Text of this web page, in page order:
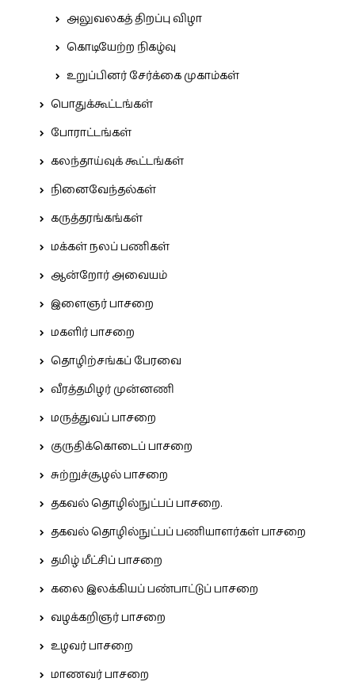
அலுவலகத் திறப்பு விழா
கொடியேற்ற நிகழ்வு
உறுப்பினர் சேர்க்கை முகாம்கள்
பொதுக்கூட்டங்கள்
போராட்டங்கள்
கலந்தாய்வுக் கூட்டங்கள்
நினைவேந்தல்கள்
கருத்தரங்கங்கள்
மக்கள் நலப் பணிகள்
ஆன்றோர் அவையம்
இளைஞர் பாசறை
மகளிர் பாசறை
தொழிற்சங்கப் பேரவை
வீரத்தமிழர் முன்னணி
மருத்துவப் பாசறை
குருதிக்கொடைப் பாசறை
சுற்றுச்சூழல் பாசறை
தகவல் தொழில்நுட்பப் பாசறை.
தகவல் தொழில்நுட்பப் பணியாளர்கள் பாசறை
தமிழ் மீட்சிப் பாசறை
கலை இலக்கியப் பண்பாட்டுப் பாசறை
வழக்கறிஞர் பாசறை
உழவர் பாசறை
மாணவர் பாசறை